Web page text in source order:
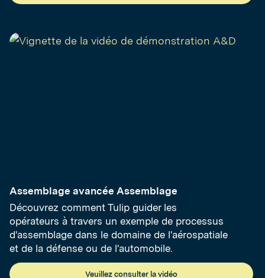
Assemblage avancée Assemblage
Découvrez comment Tulip guider les
opérateurs à travers un exemple de processus
d'assemblage dans le domaine de l'aérospatiale
et de la défense ou de l'automobile.
Veuillez consulter la vidéo